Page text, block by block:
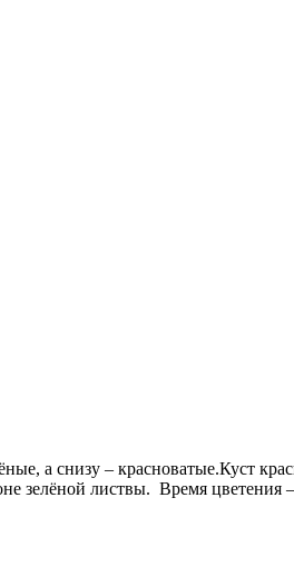
а снизу – красноватые.Куст
зелёной листвы. Время цветения